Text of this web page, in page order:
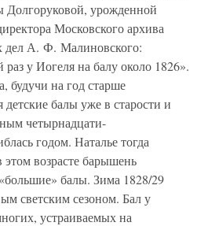
Долгоруковой, урожденной
Московского архива
дел А. Ф. Малиновского:
у Иогеля на балу около 1826».
будучи на год старше
балы уже в старости и
четырнадцати-
годом. Наталье тогда
этом возрасте барышень
балы. Зима 1828/29
светским сезоном. Бал у
устраиваемых на